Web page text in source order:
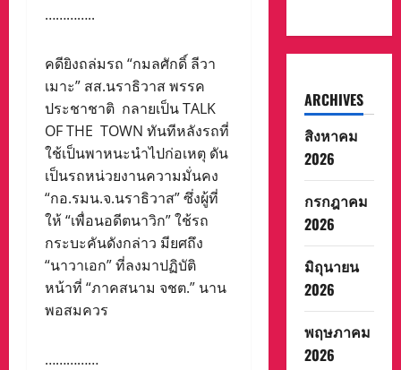
…………..
คดียิงถล่มรถ “กมลศักดิ์ ลีวา
เมาะ” สส.นราธิวาส พรรค
ประชาชาติ กลายเป็น TALK
OF THE TOWN ทันทีหลังรถที่
ใช้เป็นพาหนะนำไปก่อเหตุ ดัน
เป็นรถหน่วยงานความมั่นคง
“กอ.รมน.จ.นราธิวาส” ซึ่งผู้ที่
ให้ “เพื่อนอดีตนาวิก” ใช้รถ
กระบะคันดังกล่าว มียศถึง
“นาวาเอก” ที่ลงมาปฏิบัติ
หน้าที่ “ภาคสนาม จชต.” นาน
พอสมควร
……………
ARCHIVES
สิงหาคม
2026
กรกฎาคม
2026
มิถุนายน
2026
พฤษภาคม
2026